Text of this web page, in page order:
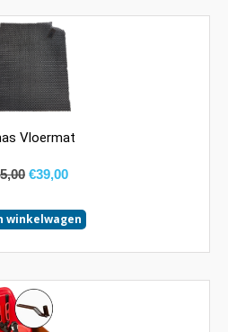
Vloermat
€39,00
winkelwagen